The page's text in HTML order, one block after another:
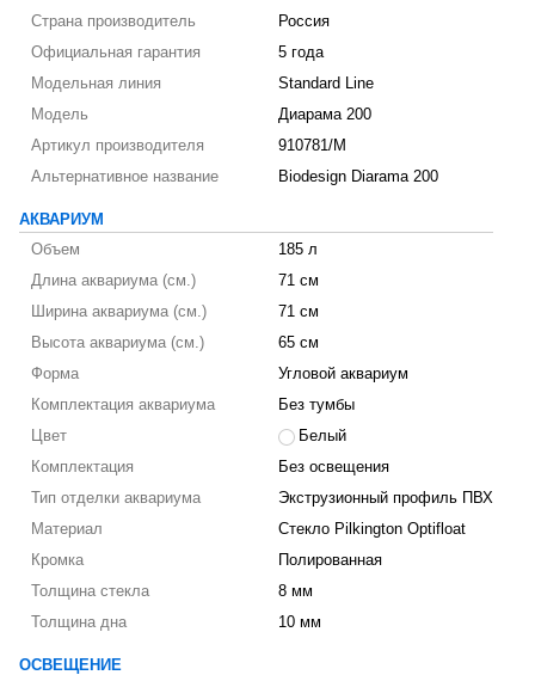
Страна производитель
Россия
Официальная гарантия
5 года
Модельная линия
Standard Line
Модель
Диарама 200
Артикул производителя
910781/M
Альтернативное название
Biodesign Diarama 200
АКВАРИУМ
Объем
185 л
Длина аквариума (см.)
71 см
Ширина аквариума (см.)
71 см
Высота аквариума (см.)
65 см
Форма
Угловой аквариум
Комплектация аквариума
Без тумбы
Цвет
Белый
Комплектация
Без освещения
Тип отделки аквариума
Экструзионный профиль ПВХ
Материал
Стекло Pilkington Optifloat
Кромка
Полированная
Толщина стекла
8 мм
Толщина дна
10 мм
ОСВЕЩЕНИЕ